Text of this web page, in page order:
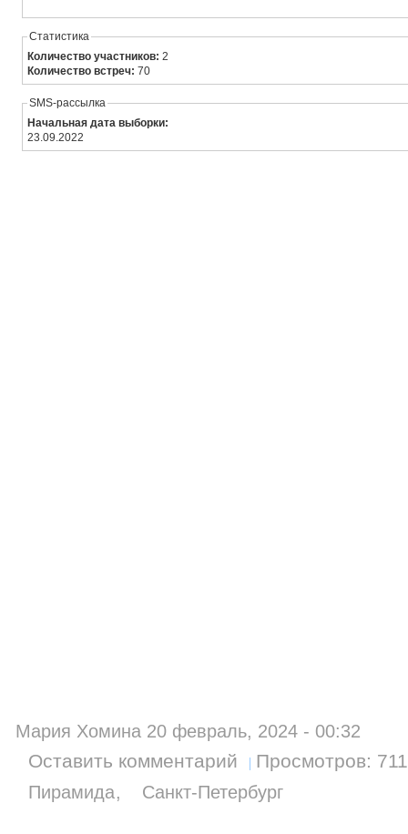
Статистика
Количество участников:2
Количество встреч:70
SMS-рассылка
Начальная дата выборки:
23.09.2022
Мария Хомина 20 февраль, 2024 - 00:32
Оставить комментарий Просмотров:
Пирамида Санкт-Петербург